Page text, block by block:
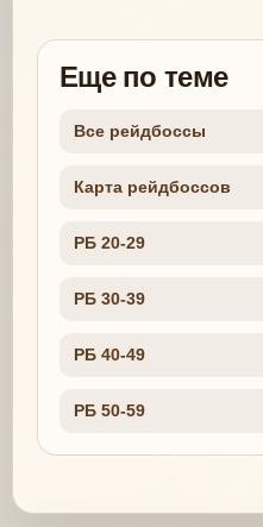
Еще по теме
Все рейдбоссы
Карта рейдбоссов
РБ 20-29
РБ 30-39
РБ 40-49
РБ 50-59